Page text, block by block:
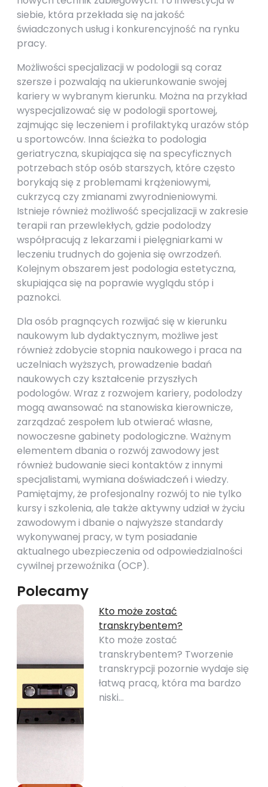
siebie, która przekłada się na jakość
świadczonych usług i konkurencyjność na rynku
pracy.
Możliwości specjalizacji w podologii są coraz
szersze i pozwalają na ukierunkowanie swojej
kariery w wybranym kierunku. Można na przykład
wyspecjalizować się w podologii sportowej,
zajmując się leczeniem i profilaktyką urazów stóp
u sportowców. Inna ścieżka to podologia
geriatryczna, skupiająca się na specyficznych
potrzebach stóp osób starszych, które często
borykają się z problemami krążeniowymi,
cukrzycą czy zmianami zwyrodnieniowymi.
Istnieje również możliwość specjalizacji w zakresie
terapii ran przewlekłych, gdzie podolodzy
współpracują z lekarzami i pielęgniarkami w
leczeniu trudnych do gojenia się owrzodzeń.
Kolejnym obszarem jest podologia estetyczna,
skupiająca się na poprawie wyglądu stóp i
paznokci.
Dla osób pragnących rozwijać się w kierunku
naukowym lub dydaktycznym, możliwe jest
również zdobycie stopnia naukowego i praca na
uczelniach wyższych, prowadzenie badań
naukowych czy kształcenie przyszłych
podologów. Wraz z rozwojem kariery, podolodzy
mogą awansować na stanowiska kierownicze,
zarządzać zespołem lub otwierać własne,
nowoczesne gabinety podologiczne. Ważnym
elementem dbania o rozwój zawodowy jest
również budowanie sieci kontaktów z innymi
specjalistami, wymiana doświadczeń i wiedzy.
Pamiętajmy, że profesjonalny rozwój to nie tylko
kursy i szkolenia, ale także aktywny udział w życiu
zawodowym i dbanie o najwyższe standardy
wykonywanej pracy, w tym posiadanie
aktualnego ubezpieczenia od odpowiedzialności
cywilnej przewoźnika (OCP).
Polecamy
Kto może zostać
transkrybentem?
Kto może zostać
transkrybentem? Tworzenie
transkrypcji pozornie wydaje się
łatwą pracą, która ma bardzo
niski…